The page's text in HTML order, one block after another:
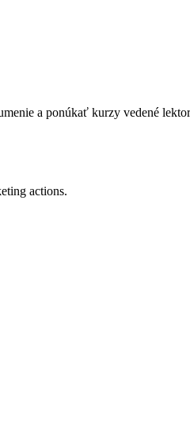
a ponúkať kurzy vedené
actions.